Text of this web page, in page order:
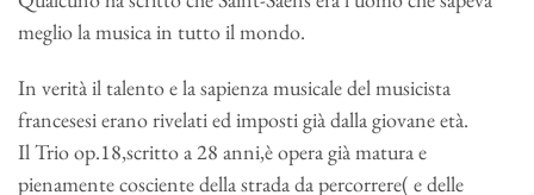
meglio la musica in tutto il mondo.
In verità il talento e la sapienza musicale del musicista
francesesi erano rivelati ed imposti già dalla giovane età.
Il Trio op.18,scritto a 28 anni,è opera già matura e
pienamente cosciente della strada da percorrere( e delle